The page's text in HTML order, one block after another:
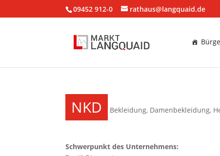
09452 912-0 rathaus@langquaid.de
NKD Bekleidung, Damenbekleidung,
Schwerpunkt des Unternehmens: